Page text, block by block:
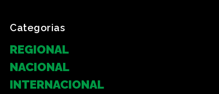
Categorias
REGIONAL
NACIONAL
INTERNACIONAL